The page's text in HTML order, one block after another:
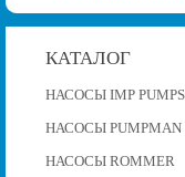
КАТАЛОГ
НАСОСЫ IMP PUMPS
НАСОСЫ PUMPMAN
НАСОСЫ ROMMER